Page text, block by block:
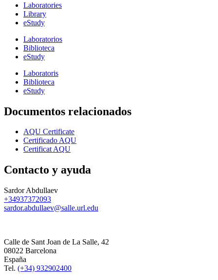
Laboratories
Library
eStudy
Laboratorios
Biblioteca
eStudy
Laboratoris
Biblioteca
eStudy
Documentos relacionados
AQU Certificate
Certificado AQU
Certificat AQU
Contacto y ayuda
Sardor Abdullaev
+34937372093
sardor.abdullaev@salle.url.edu
Calle de Sant Joan de La Salle, 42
08022 Barcelona
España
Tel. (+34) 932902400